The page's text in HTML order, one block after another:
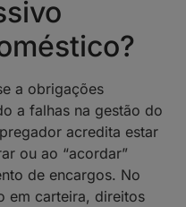
a obrigações
a falhas na gestão do
acredita estar
ou ao “acordar”
de encargos. No
em carteira, direitos